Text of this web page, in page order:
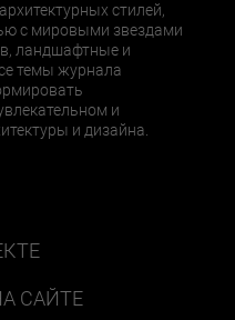
стилей,
с мировыми звездами
ландшафтные и
темы журнала
и
и дизайна.
САЙТЕ